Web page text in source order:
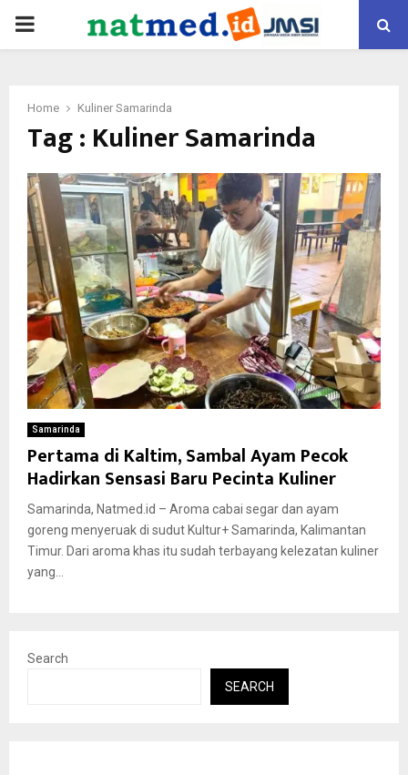
PRIMARY
Home Kuliner Samarinda
Tag : Kuliner Samarinda
Samarinda
Pertama di Kaltim, Sambal Ayam Pecok
Hadirkan Sensasi Baru Pecinta Kuliner
Samarinda, Natmed.id – Aroma cabai segar dan ayam
goreng menyeruak di sudut Kultur+ Samarinda, Kalimantan
Timur. Dari aroma khas itu sudah terbayang kelezatan kuliner
yang...
Search
SEARCH